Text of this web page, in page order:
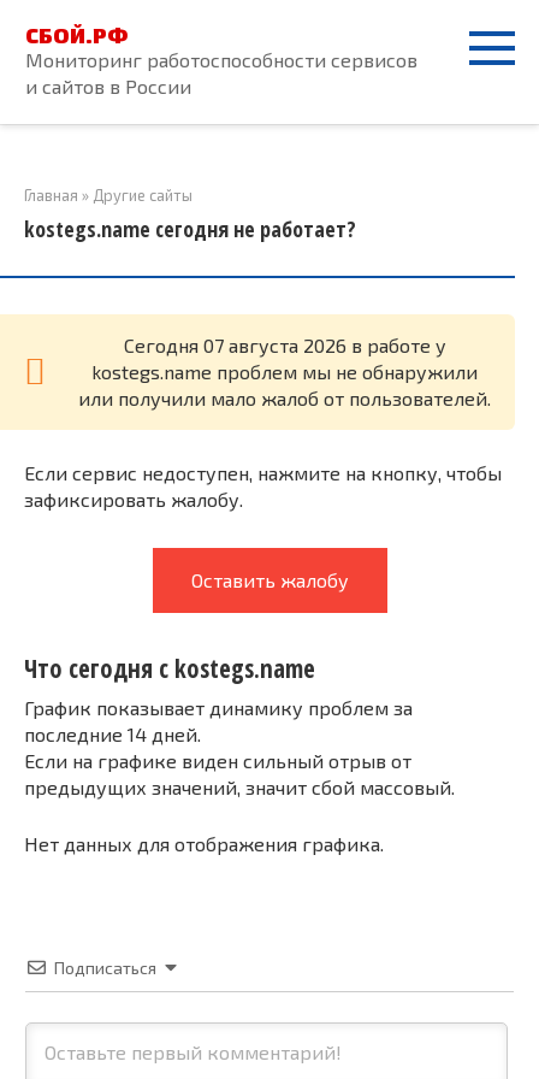
контенту
СБОЙ.РФ
Мониторинг работоспособности сервисов
и сайтов в России
Главная » Другие сайты
kostegs.name сегодня не работает?
Cегодня 07 августа 2026 в работе у
kostegs.name проблем мы не обнаружили
или получили мало жалоб от пользователей.
Если сервис недоступен, нажмите на кнопку, чтобы
зафиксировать жалобу.
Оставить жалобу
Что сегодня с kostegs.name
График показывает динамику проблем за
последние 14 дней.
Если на графике виден сильный отрыв от
предыдущих значений, значит сбой массовый.
Нет данных для отображения графика.
Подписаться